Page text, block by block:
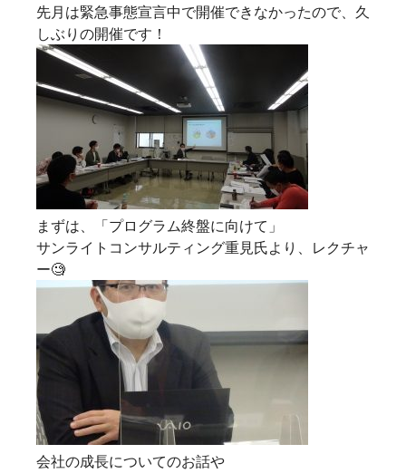
先月は緊急事態宣言中で開催できなかったので、久
しぶりの開催です！
まずは、「プログラム終盤に向けて」
サンライトコンサルティング重見氏より、レクチャ
ー🧐
会社の成長についてのお話や